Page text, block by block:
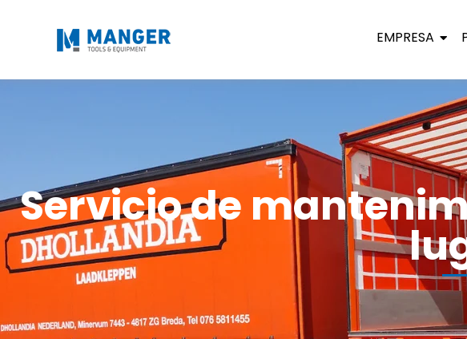
EMPRESA
Servicio de